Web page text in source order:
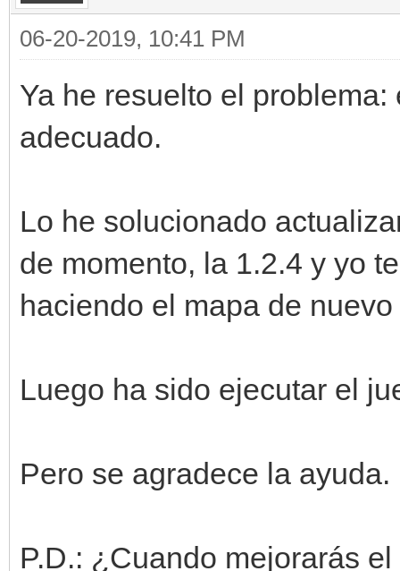
06-20-2019, 10:41 PM
Ya he resuelto el
adecuado.
Lo he solucionado
de momento, la 1.2.4 y yo
haciendo el mapa de
Luego ha sido ejecutar el
Pero se agradece la
P.D.: ¿Cuando mejorarás